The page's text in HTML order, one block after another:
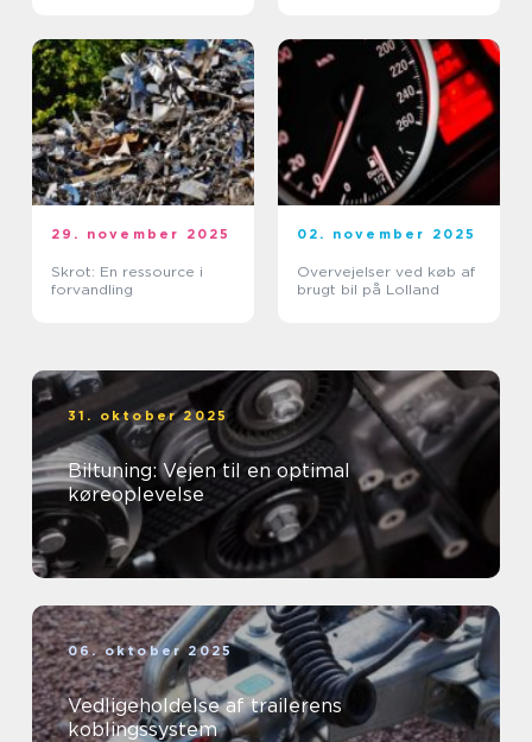
29. november 2025
Skrot: En ressource i
forvandling
02. november 2025
Overvejelser ved køb af
brugt bil på Lolland
31. oktober 2025
Biltuning: Vejen til en optimal
køreoplevelse
06. oktober 2025
Vedligeholdelse af trailerens
koblingssystem